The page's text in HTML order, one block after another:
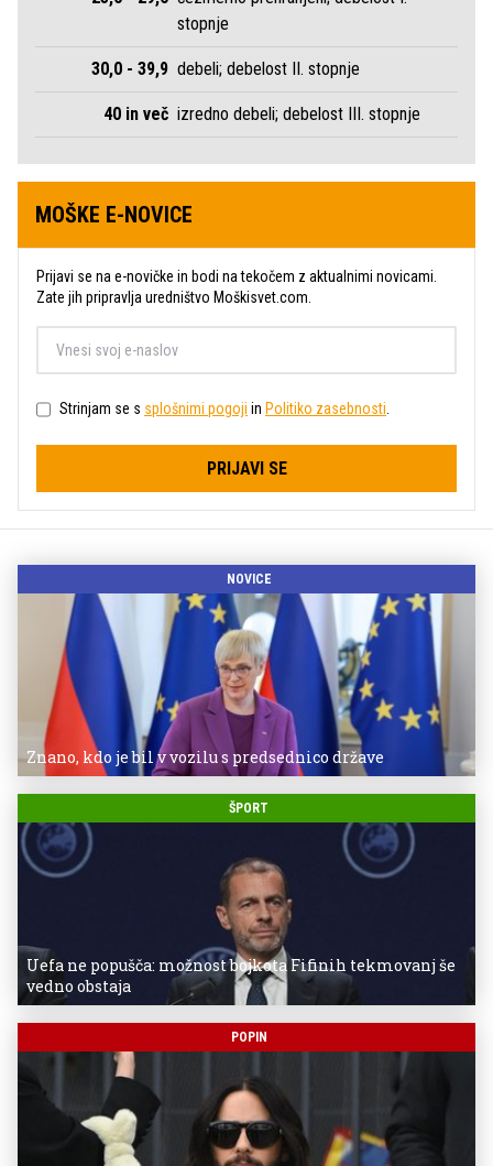
stopnje
30,0 - 39,9 debeli; debelost II. stopnje
40 in več izredno debeli; debelost III. stopnje
MOŠKE E-NOVICE
Prijavi se na e-novičke in bodi na tekočem z aktualnimi novicami.
Zate jih pripravlja uredništvo Moškisvet.com.
Strinjam se s splošnimi pogoji in Politiko zasebnosti
PRIJAVI SE
NOVICE
Znano, kdo je bil v vozilu s predsednico države
ŠPORT
Uefa ne popušča: možnost bojkota Fifinih tekmovanj še
vedno obstaja
POPIN